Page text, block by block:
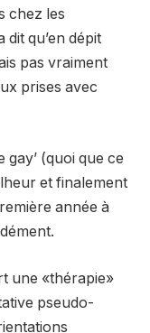
chez les
dit qu’en dépit
pas vraiment
prises avec
gay’ (quoi que ce
et finalement
année à
une «thérapie»
pseudo-